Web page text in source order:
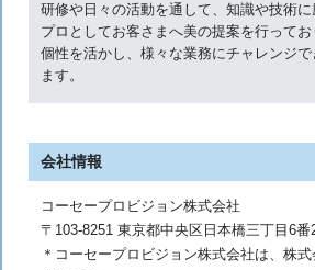
研修や日々の活動を通して、知識や技術
プロとしてお客さまへ美の提案を行って
個性を活かし、様々な業務にチャレンジ
ます。
会社情報
コーセープロビジョン株式会社
〒103-8251 東京都中央区日本橋三丁目6番
＊コーセープロビジョン株式会社は、株